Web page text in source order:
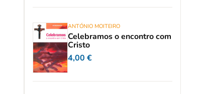
ANTÓNIO MOITEIRO
Celebramos o encontro com
Cristo
4,00 €